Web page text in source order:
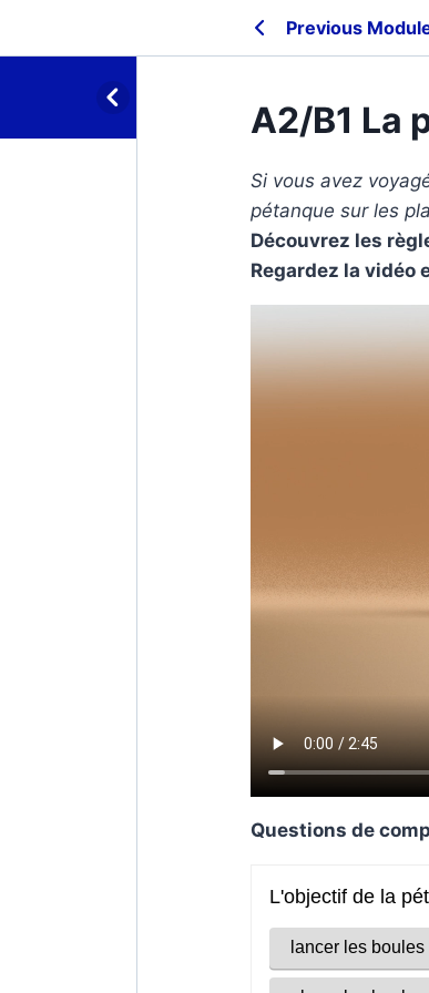
Previous
A2/B1 La
Si vous avez
pétanque sur les
Découvrez les
Regardez la vidéo
Questions de